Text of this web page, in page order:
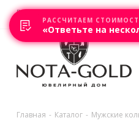
Главная Акции Каталоги
Главная - Каталог - Мужские
РАССЧИТАЕМ
«Ответьте на